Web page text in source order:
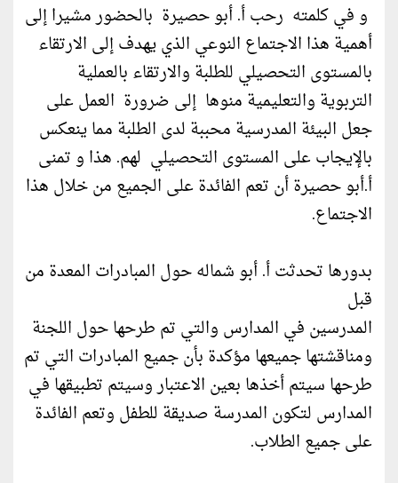
و في كلمته رحب أ. أبو حصيرة بالحضور مشيرا إلى
أهمية هذا الاجتماع النوعي الذي يهدف إلى الارتقاء
بالمستوى التحصيلي للطلبة والارتقاء بالعملية
التربوية والتعليمية منوها إلى ضرورة العمل على
جعل البيئة المدرسية محببة لدى الطلبة مما ينعكس
بالإيجاب على المستوى التحصيلي لهم. هذا و تمنى
أ.أبو حصيرة أن تعم الفائدة على الجميع من خلال هذا
الاجتماع.
بدورها تحدثت أ. أبو شماله حول المبادرات المعدة من
قبل
المدرسين في المدارس والتي تم طرحها حول اللجنة
ومناقشتها جميعها مؤكدة بأن جميع المبادرات التي تم
طرحها سيتم أخذها بعين الاعتبار وسيتم تطبيقها في
المدارس لتكون المدرسة صديقة للطفل وتعم الفائدة
على جميع الطلاب.